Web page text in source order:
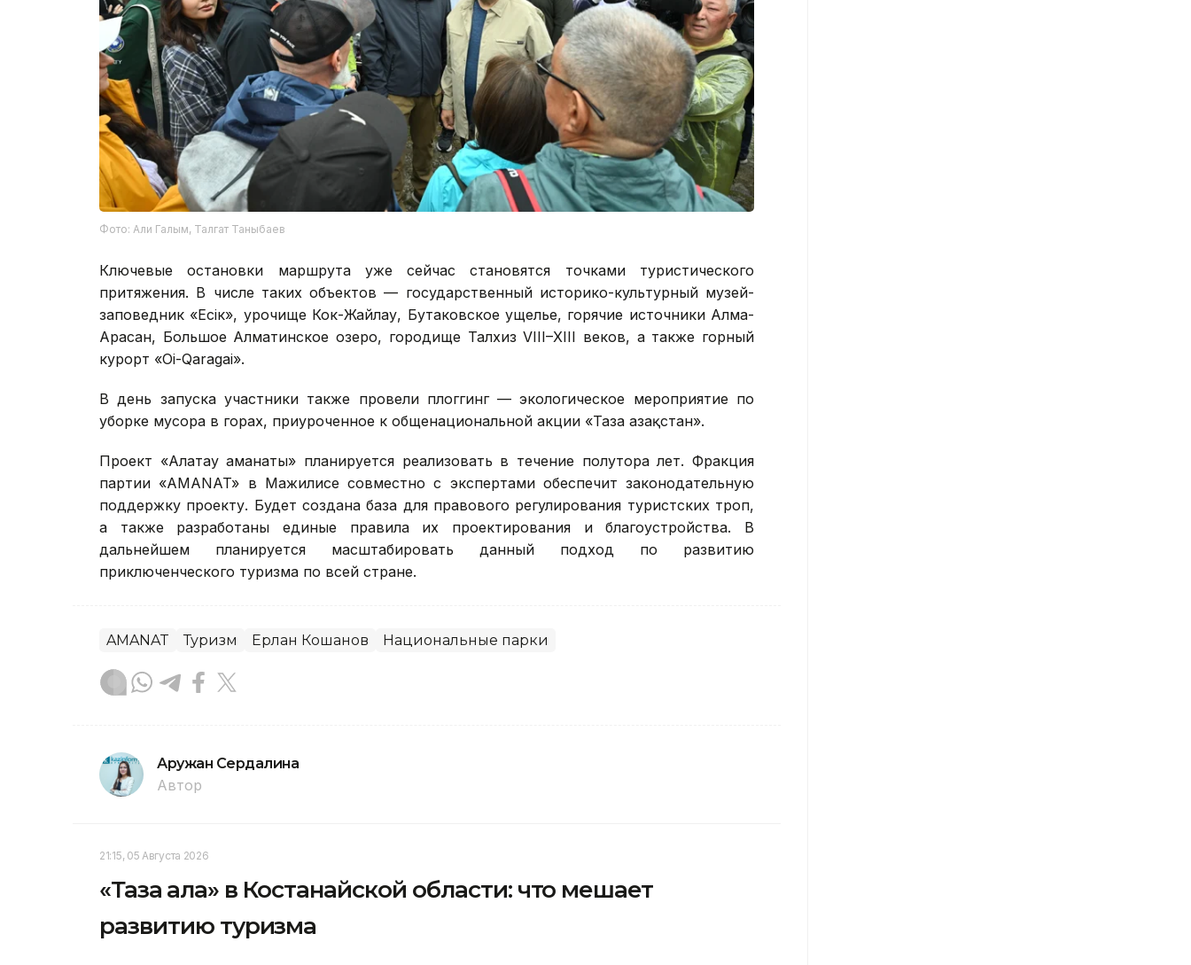
Фото: Али Галым, Талгат Таныбаев
Ключевые остановки маршрута уже сейчас становятся точками туристического
притяжения. В числе таких объектов — государственный историко-культурный музей-
заповедник «Есік», урочище Кок-Жайлау, Бутаковское ущелье, горячие источники Алма-
Арасан, Большое Алматинское озеро, городище Талхиз VIII–XIII веков, а также горный
курорт «Oi-Qaragai».
В день запуска участники также провели плоггинг — экологическое мероприятие по
уборке мусора в горах, приуроченное к общенациональной акции «Таза Қазақстан».
Проект «Алатау аманаты» планируется реализовать в течение полутора лет. Фракция
партии «AMANAT» в Мажилисе совместно с экспертами обеспечит законодательную
поддержку проекту. Будет создана база для правового регулирования туристских троп,
а также разработаны единые правила их проектирования и благоустройства. В
дальнейшем планируется масштабировать данный подход по развитию
приключенческого туризма по всей стране.
AMANAT Туризм Ерлан Кошанов Национальные парки
Аружан Сердалина
Автор
21:15, 05 Августа 2026
«Таза қала» в Костанайской области: что мешает
развитию туризма